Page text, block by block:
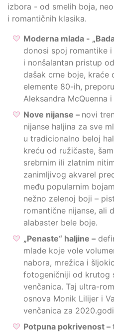
izbora - od smelih boja,
i romantičnih klasika.
Moderna mlada -
donosi spoj romantike
i nonšalantan pristup
dašak crne boje, kraće
elemente 80-ih,
Aleksandra McQuenna
Nove nijanse – novi
nijanse haljina za sve
u tradicionalno beloj
kreću od ružičaste,
srebrnim ili zlatnim
zanimljivog akvarel
među popularnim
nežno zelenoj boji –
romantične nijanse, ali
alabaster bele boje.
„Penaste“ haljine –
mlade koje vole
nabora, mrežica i
fotogeničniji od krutog
venčanica. Taj ultra-
osnova Monik Lilijer i
venčanica za
Potpuna pokrivenost –